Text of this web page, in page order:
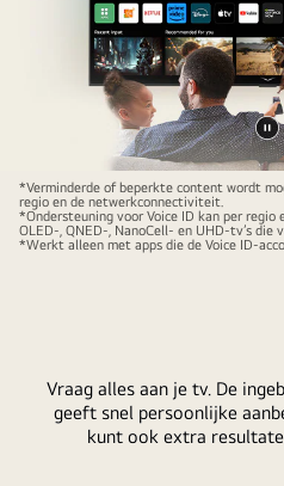
Op
een
LG
webOS
*Verminderde of beperkte content wordt
regio en de netwerkconnectiviteit.
*Ondersteuning voor Voice ID kan per regio
OLED-, QNED-, NanoCell- en UHD-tv’s die
*Werkt alleen met apps die de Voice ID-
Vraag alles aan je tv. De
geeft snel persoonlijke
kunt ook extra